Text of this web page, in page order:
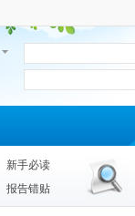
新手必读
报告错贴